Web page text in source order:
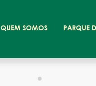
QUEM SOMOS PARQUE